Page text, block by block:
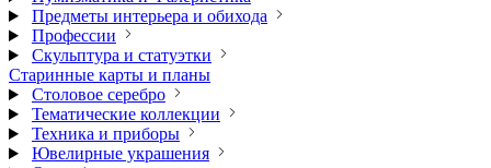
Предметы интерьера и обихода
Профессии
Скульптура и статуэтки
Старинные карты и планы
Столовое серебро
Тематические коллекции
Техника и приборы
Ювелирные украшения